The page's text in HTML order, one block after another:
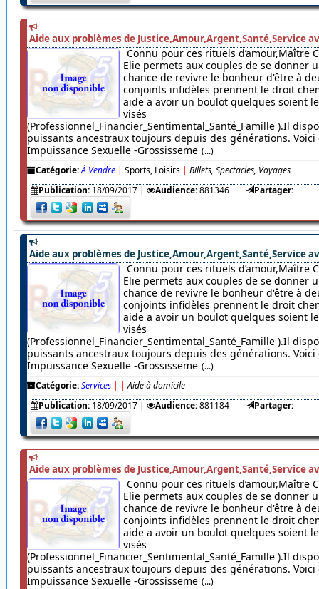
Aide aux problèmes de Justice,Amour,Argent,Santé,Service
Connu pour ces rituels d’amour,Maître
Elie permets aux couples de se donner
chance de revivre le bonheur d'être à
conjoints infidèles prennent le droit
aide a avoir un boulot quelques soient
visés
(Professionnel_Financier_Sentimental_Santé_Famille ).Il
puissants ancestraux toujours depuis des générations. Voici
Impuissance Sexuelle -Grossisseme (...)
Catégorie:À Vendre | Sports, Loisirs | Billets, Spectacles, Voyages
Publication: 18/09/2017| Audience:881346 Partager:
Aide aux problèmes de Justice,Amour,Argent,Santé,Service
Connu pour ces rituels d’amour,Maître
Elie permets aux couples de se donner
chance de revivre le bonheur d'être à
conjoints infidèles prennent le droit
aide a avoir un boulot quelques soient
visés
(Professionnel_Financier_Sentimental_Santé_Famille ).Il
puissants ancestraux toujours depuis des générations. Voici
Impuissance Sexuelle -Grossisseme (...)
Catégorie:Services | | Aide à domicile
Publication: 18/09/2017| Audience:881184 Partager:
Aide aux problèmes de Justice,Amour,Argent,Santé,Service
Connu pour ces rituels d’amour,Maître
Elie permets aux couples de se donner
chance de revivre le bonheur d'être à
conjoints infidèles prennent le droit
aide a avoir un boulot quelques soient
visés
(Professionnel_Financier_Sentimental_Santé_Famille ).Il
puissants ancestraux toujours depuis des générations. Voici
Impuissance Sexuelle -Grossisseme (...)